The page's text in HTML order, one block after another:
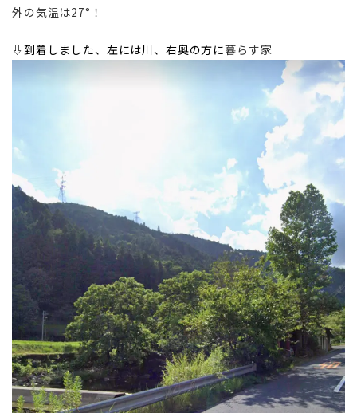
外の気温は27°！
⇩到着しました、左には川、右奥の方に暮らす家